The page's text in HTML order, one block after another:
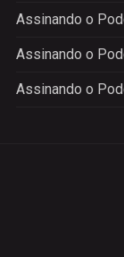
Assinando o
Assinando o
Assinando o